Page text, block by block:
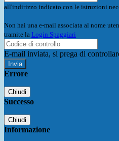
all'indirizzo indicato con le istruzioni
Non hai una e-mail associata al nome
tramite la Login Spaggiari
E-mail inviata, si prega di
Errore
Chiudi
Successo
Chiudi
Informazione